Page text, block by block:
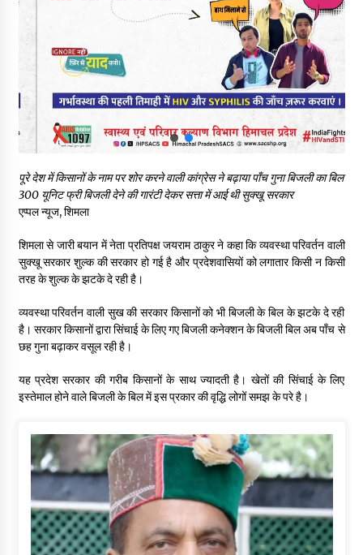
शिक्षा निदेशालय ने जारी किया स्पष्टीकरण
05/08/2026
देहरा पुलिस की बड़ी कार्रवाई- 90 लाख नकद और 2 करोड़के सोने के
आभूषण बरामद, 7 आरोपी गिरफ्तार
05/08/2026
पिंजौर-बद्दी फोरलेन परियोजना को मिली बड़ी गति, 378.48 करोड़ की लागत
05/08/2026
05/08/2026
05/08/2026
पूरे देश में किसानों के नाम पर शोर करने वाली कांग्रेस ने बढ़ाया पाँच गुना बिजली का बिल
300 यूनिट फ्री बिजली देने की गारंटी देकर सत्ता में आई थी सुक्खू सरकार
एप्पल न्यूज, शिमला
शिमला से जारी बयान में नेता प्रतिपक्ष जयराम ठाकुर ने कहा कि व्यवस्था परिवर्तन वाली
सुक्खू सरकार शुल्क की सरकार हो गई है और प्रदेशवासियों को लगातार किसी न किसी
तरह के शुल्क के झटके दे रही है।
व्यवस्था परिवर्तन वाली सुख की सरकार किसानों को भी बिजली के बिल के झटके दे रही
है। सरकार किसानों द्वारा सिंचाई के लिए गए बिजली कनेक्शन के बिजली बिल अब पाँच से
छह गुना बढ़ाकर वसूल रही है।
यह प्रदेश सरकार की गरीब किसानों के साथ ज्यादती है। खेतों की सिंचाई के लिए
इस्तेमाल होने वाले बिजली के बिल में इस प्रकार की वृद्धि लोगों समझ के परे है।